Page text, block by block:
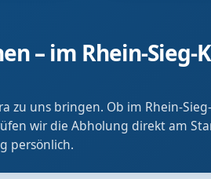
– im Rhein-Sieg-
zu uns bringen. Ob im Rhein-
wir die Abholung direkt am
persönlich.